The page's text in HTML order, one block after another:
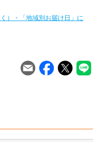
）・「地域別お届け日」に